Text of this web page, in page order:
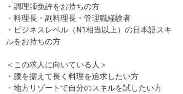
・調理師免許をお持ちの方
・料理長・副料理長・管理職経験者
・ビジネスレベル（N1相当以上）の日本語スキ
ルをお持ちの方
＜この求人に向いている人＞
・腰を据えて長く料理を追求したい方
・地方リゾートで自分のスキルを試したい方